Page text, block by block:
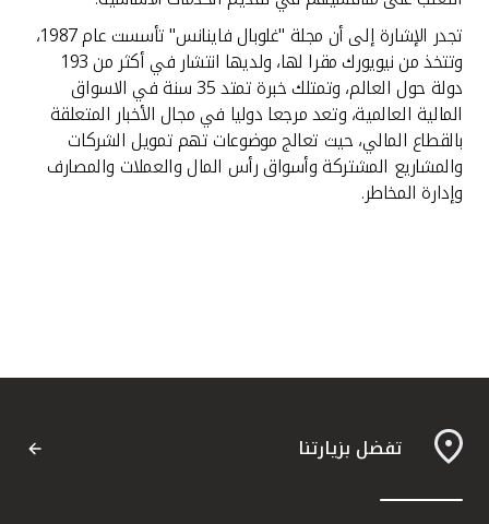
تجدر الإشارة إلى أن مجلة "غلوبال فاينانس" تأسست عام 1987،
وتتخذ من نيويورك مقرا لها، ولديها انتشار في أكثر من 193
دولة حول العالم، وتمتلك خبرة تمتد 35 سنة في الاسواق
المالية العالمية، وتعد مرجعا دوليا في مجال الأخبار المتعلقة
بالقطاع المالي، حيث تعالج موضوعات تهم تمويل الشركات
والمشاريع المشتركة وأسواق رأس المال والعملات والمصارف
وإدارة المخاطر.
تفضل بزيارتنا